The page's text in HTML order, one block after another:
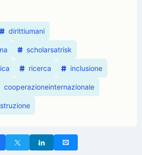
dirittiumani
scholarsatrisk
ricerca inclusione
cooperazioneinternazionale